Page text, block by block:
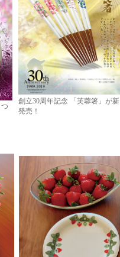
創立30周年記念 「芙蓉箸」が新
発売！